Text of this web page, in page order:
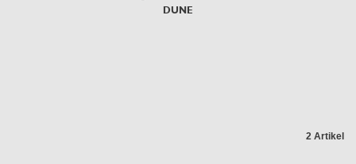
DUNE
2 Artikel